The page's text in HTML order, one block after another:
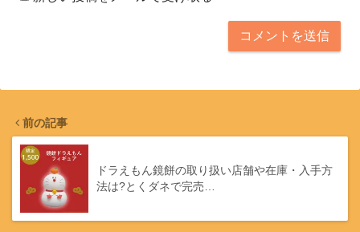
前の記事
ドラえもん鏡餅の取り扱い店舗や在庫・入手方
法は?とくダネで完売…